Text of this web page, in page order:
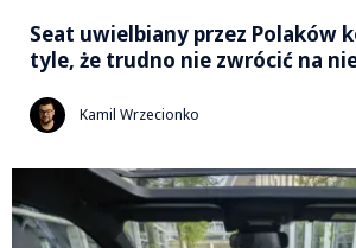
Seat uwielbiany przez Polaków
tyle, że trudno nie zwrócić na
Kamil Wrzecionko